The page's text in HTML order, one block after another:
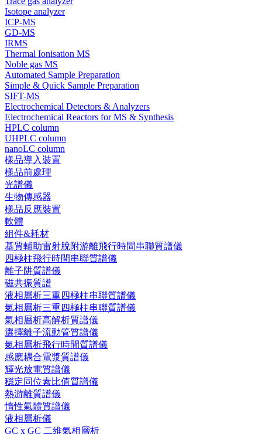
Isotope analyzer
ICP-MS
GD-MS
IRMS
Thermal Ionisation MS
Noble gas MS
Automated Sample Preparation
Simple & Quick Sample Preparation
SIFT-MS
Electrochemical Detectors & Analyzers
Electrochemical Reactors for MS & Synthesis
HPLC column
UHPLC column
nanoLC column
樣品導入裝置
樣品前處理
光譜儀
生物傳感器
樣品反應裝置
軟體
組件&耗材
基質輔助雷射脫附游離飛行時間串聯質譜儀
四極柱飛行時間串聯質譜儀
離子阱質譜儀
磁共振質譜
液相層析三重四極柱串聯質譜儀
氣相層析三重四極柱串聯質譜儀
氣相層析高解析質譜儀
選擇離子流動管質譜儀
氣相層析飛行時間質譜儀
感應耦合電漿質譜儀
輝光放電質譜儀
穩定同位素比值質譜儀
熱游離質譜儀
惰性氣體質譜儀
液相層析儀
GC x GC 二維氣相層析